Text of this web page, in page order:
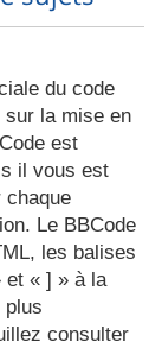
du code
sur la mise en
est
il vous est
chaque
Le BBCode
les balises
et « ] » à la
plus
consulter